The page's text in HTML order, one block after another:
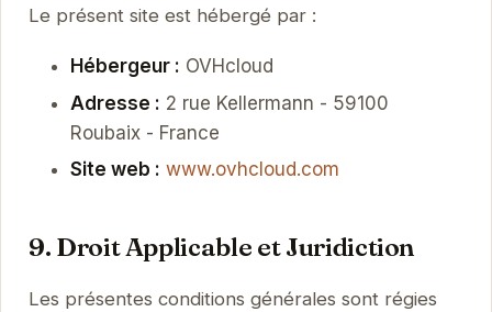
Le présent site est hébergé par :
Hébergeur : OVHcloud
Adresse : 2 rue Kellermann - 59100
Roubaix - France
Site web : www.ovhcloud.com
9. Droit Applicable et Juridiction
Les présentes conditions générales sont régies